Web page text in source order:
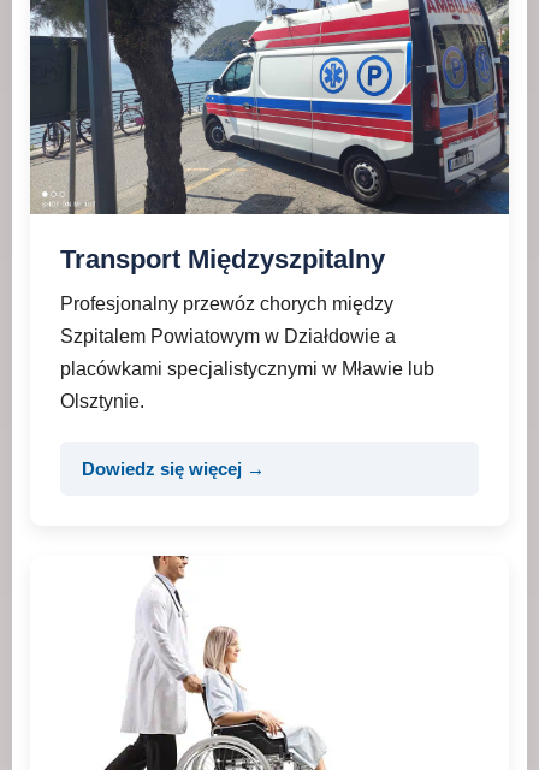
Transport Międzyszpitalny
Profesjonalny przewóz chorych między
Szpitalem Powiatowym w Działdowie a
placówkami specjalistycznymi w Mławie lub
Olsztynie.
Dowiedz się więcej →